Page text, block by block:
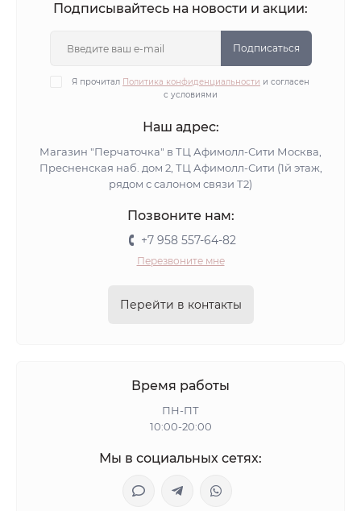
Подписывайтесь на новости и акции:
Подписаться
Я прочитал Политика конфиденциальности и согласен
с условиями
Наш адрес:
Магазин "Перчаточка" в ТЦ Афимолл-Сити Москва,
Пресненская наб. дом 2, ТЦ Афимолл-Сити (1й этаж,
рядом с салоном связи Т2)
Позвоните нам:
+7 958 557-64-82
Перезвоните мне
Перейти в контакты
Время работы
ПН-ПТ
10:00-20:00
Мы в социальных сетях: